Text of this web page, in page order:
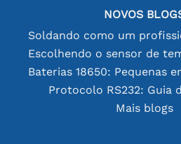
NOVOS
Protocolo RS232: Guia
Mais blogs